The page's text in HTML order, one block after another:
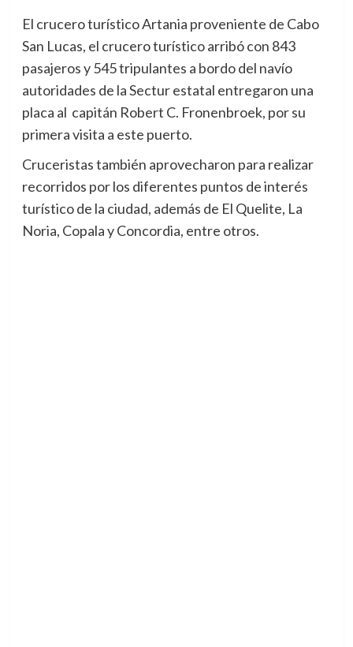
El crucero turístico Artania proveniente de Cabo
San Lucas, el crucero turístico arribó con 843
pasajeros y 545 tripulantes a bordo del navío
autoridades de la Sectur estatal entregaron una
placa al capitán Robert C. Fronenbroek, por su
primera visita a este puerto.
Cruceristas también aprovecharon para realizar
recorridos por los diferentes puntos de interés
turístico de la ciudad, además de El Quelite, La
Noria, Copala y Concordia, entre otros.